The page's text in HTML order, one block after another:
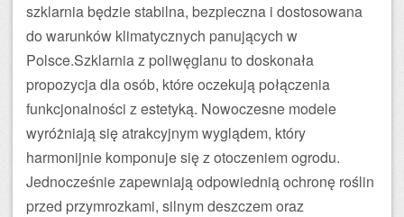
szklarnia będzie stabilna, bezpieczna i dostosowana
do warunków klimatycznych panujących w
Polsce.Szklarnia z poliwęglanu to doskonała
propozycja dla osób, które oczekują połączenia
funkcjonalności z estetyką. Nowoczesne modele
wyróżniają się atrakcyjnym wyglądem, który
harmonijnie komponuje się z otoczeniem ogrodu.
Jednocześnie zapewniają odpowiednią ochronę roślin
przed przymrozkami, silnym deszczem oraz